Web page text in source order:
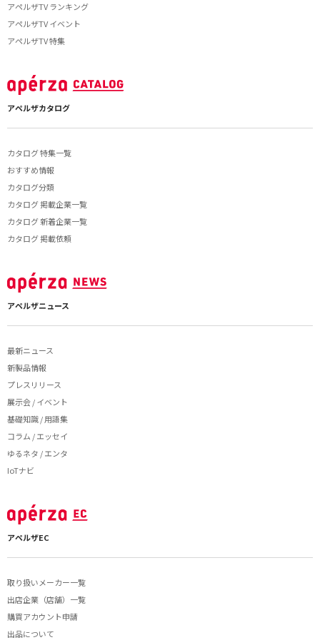
アペルザTV ランキング
アペルザTV イベント
アペルザTV 特集
アペルザカタログ
カタログ 特集一覧
おすすめ情報
カタログ分類
カタログ 掲載企業一覧
カタログ 新着企業一覧
カタログ 掲載依頼
アペルザニュース
最新ニュース
新製品情報
プレスリリース
展示会 / イベント
基礎知識 / 用語集
コラム / エッセイ
ゆるネタ / エンタ
IoTナビ
アペルザEC
取り扱いメーカー一覧
出店企業（店舗）一覧
購買アカウント申請
出品について